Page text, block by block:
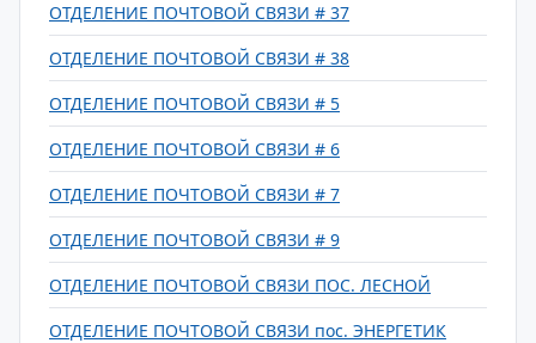
ОТДЕЛЕНИЕ ПОЧТОВОЙ СВЯЗИ # 37
ОТДЕЛЕНИЕ ПОЧТОВОЙ СВЯЗИ # 38
ОТДЕЛЕНИЕ ПОЧТОВОЙ СВЯЗИ # 5
ОТДЕЛЕНИЕ ПОЧТОВОЙ СВЯЗИ # 6
ОТДЕЛЕНИЕ ПОЧТОВОЙ СВЯЗИ # 7
ОТДЕЛЕНИЕ ПОЧТОВОЙ СВЯЗИ # 9
ОТДЕЛЕНИЕ ПОЧТОВОЙ СВЯЗИ ПОС. ЛЕСНОЙ
ОТДЕЛЕНИЕ ПОЧТОВОЙ СВЯЗИ пос. ЭНЕРГЕТИК